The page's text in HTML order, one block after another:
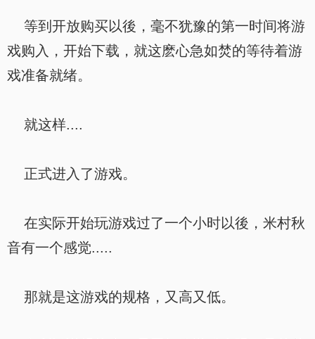
等到开放购买以後，毫不犹豫的第一时间将游
戏购入，开始下载，就这麽心急如焚的等待着游
戏准备就绪。
就这样....
正式进入了游戏。
在实际开始玩游戏过了一个小时以後，米村秋
音有一个感觉.....
那就是这游戏的规格，又高又低。